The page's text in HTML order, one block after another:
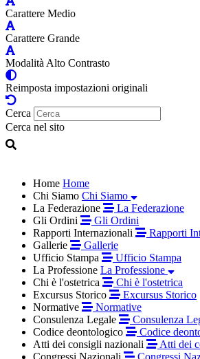
Carattere Medio
Carattere Grande
Modalità Alto Contrasto
Reimposta impostazioni originali
Cerca
Cerca nel sito
Home Home
Chi Siamo Chi Siamo
La Federazione
La Federazione
Gli Ordini
Gli Ordini
Rapporti Internazionali
Rapporti
Gallerie
Gallerie
Ufficio Stampa
Ufficio Stampa
La Professione La Professione
Chi è l'ostetrica
Chi è l'ostetrica
Excursus Storico
Excursus Storico
Normative
Normative
Consulenza Legale
Consulenza
Codice deontologico
Codice
Atti dei consigli nazionali
Atti dei
Congressi Nazionali
Congressi